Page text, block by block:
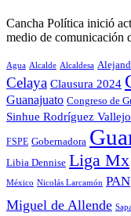
Cancha Política inició
medio de comunicación
Agua Alcalde Alcaldesa
Celaya Clausura 2024
Guanajuato Congreso de
Sinhue Rodríguez Vallejo
FSPE Gobernadora
Libia Dennise Liga Mx
México Nicolás Larcamón PAN
Miguel de Allende